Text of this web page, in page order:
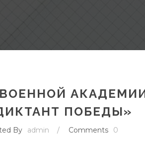
ПОБЕДЫ»
By admin / Comments 0